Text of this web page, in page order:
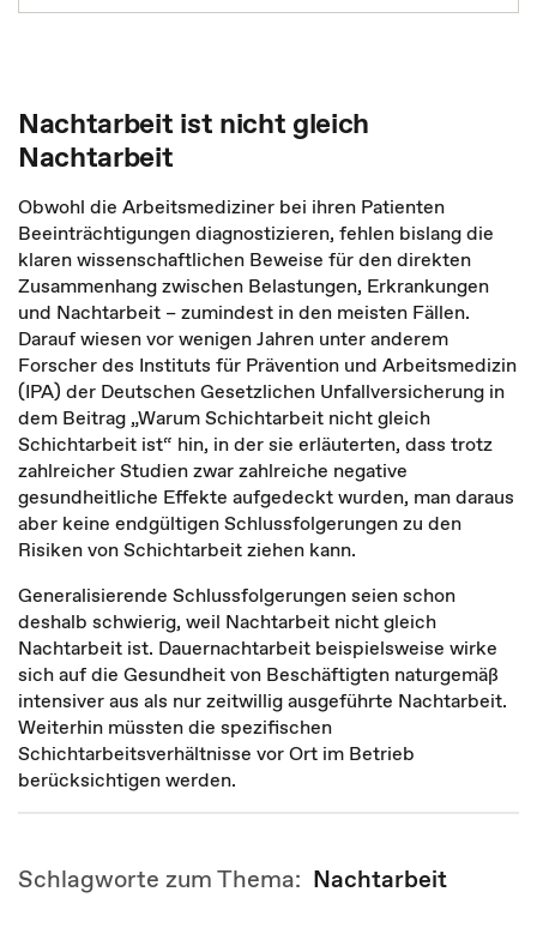
Nachtarbeit ist nicht gleich
Nachtarbeit
Obwohl die Arbeitsmediziner bei ihren Patienten
Beeinträchtigungen diagnostizieren, fehlen bislang die
klaren wissenschaftlichen Beweise für den direkten
Zusammenhang zwischen Belastungen, Erkrankungen
und Nachtarbeit – zumindest in den meisten Fällen.
Darauf wiesen vor wenigen Jahren unter anderem
Forscher des Instituts für Prävention und Arbeitsmedizin
(IPA) der Deutschen Gesetzlichen Unfallversicherung in
dem Beitrag „Warum Schichtarbeit nicht gleich
Schichtarbeit ist“ hin, in der sie erläuterten, dass trotz
zahlreicher Studien zwar zahlreiche negative
gesundheitliche Effekte aufgedeckt wurden, man daraus
aber keine endgültigen Schlussfolgerungen zu den
Risiken von Schichtarbeit ziehen kann.
Generalisierende Schlussfolgerungen seien schon
deshalb schwierig, weil Nachtarbeit nicht gleich
Nachtarbeit ist. Dauernachtarbeit beispielsweise wirke
sich auf die Gesundheit von Beschäftigten naturgemäß
intensiver aus als nur zeitwillig ausgeführte Nachtarbeit.
Weiterhin müssten die spezifischen
Schichtarbeitsverhältnisse vor Ort im Betrieb
berücksichtigen werden.
Schlagworte zum Thema: Nachtarbeit